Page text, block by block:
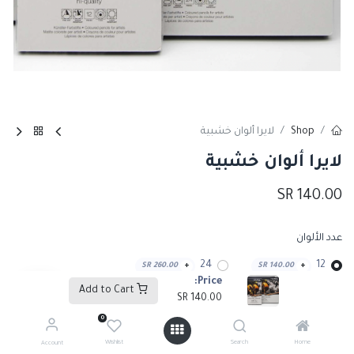
Price:
140.00
Home
Search
0
Wishlist
Account
Shop لايرا ألوان خشبية
لايرا ألوان خشبية
140.00
عدد الألوان
12
+
140.00
SR
24
+
260.00
SR